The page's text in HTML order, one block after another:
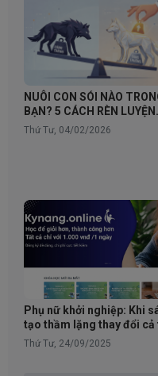
NUÔI CON SÓI NÀO
BẠN? 5 CÁCH RÈN LUYỆN
BẢN LĨNH VƯỢT QUA ÁP
LỰC THỜI ĐẠI SỐ
Thứ Tư, 04/02/2026
Phụ nữ khởi nghiệp: Khi
tạo thầm lặng thay đổi cả
giới
Thứ Tư, 24/09/2025